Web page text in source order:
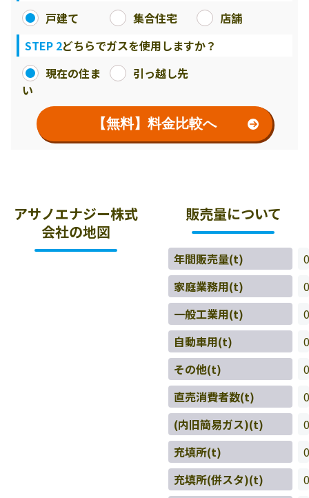
戸建て
集合住宅
店舗
STEP 2どちらでガスを使用しますか？
現在の住ま
い
引っ越し先
【無料】料金比較へ
アサノエナジー株式
会社の地図
販売量について
年間販売量(t)
0
家庭業務用(t)
0
一般工業用(t)
0
自動車用(t)
0
その他(t)
0
直売消費者数(t)
0
(内旧簡易ガス)(t)
0
充填所(t)
0
充填所(併スタ)(t)
0